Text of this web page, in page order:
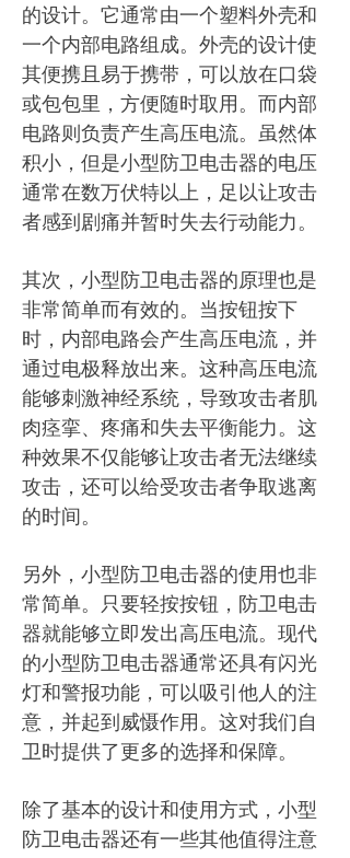
的设计。它通常由一个塑料外壳和
一个内部电路组成。外壳的设计使
其便携且易于携带，可以放在口袋
或包包里，方便随时取用。而内部
电路则负责产生高压电流。虽然体
积小，但是小型防卫电击器的电压
通常在数万伏特以上，足以让攻击
者感到剧痛并暂时失去行动能力。
其次，小型防卫电击器的原理也是
非常简单而有效的。当按钮按下
时，内部电路会产生高压电流，并
通过电极释放出来。这种高压电流
能够刺激神经系统，导致攻击者肌
肉痉挛、疼痛和失去平衡能力。这
种效果不仅能够让攻击者无法继续
攻击，还可以给受攻击者争取逃离
的时间。
另外，小型防卫电击器的使用也非
常简单。只要轻按按钮，防卫电击
器就能够立即发出高压电流。现代
的小型防卫电击器通常还具有闪光
灯和警报功能，可以吸引他人的注
意，并起到威慑作用。这对我们自
卫时提供了更多的选择和保障。
除了基本的设计和使用方式，小型
防卫电击器还有一些其他值得注意